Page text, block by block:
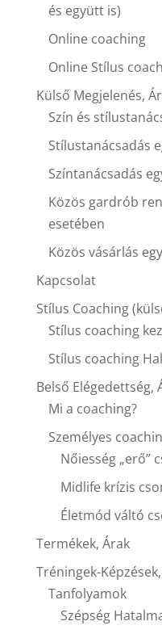
és együtt is)
Online coaching
Online Stílus
Külső Megjelenés,
Szín és
Stílustanácsadás
Színtanácsadás
Közös gardrób
esetében
Közös vásárlás
Kapcsolat
Stílus Coaching
Stílus coaching
Stílus coaching
Belső Elégedettség,
Mi a coaching?
Személyes
Nőiesség „erő”
Midlife krízis
Életmód váltó
Termékek, Árak
Tréningek-
Tanfolyamok
Szépség